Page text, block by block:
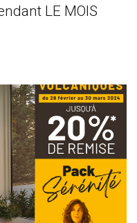
LE MOIS